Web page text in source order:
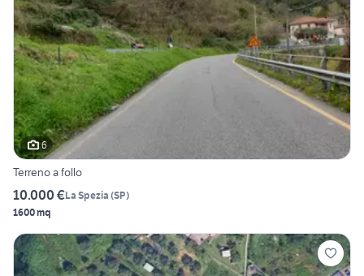
6
Terreno a follo
10.000 €La Spezia (SP)
1600 mq